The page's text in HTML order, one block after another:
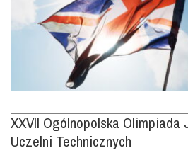
XXVII Ogólnopolska
Uczelni Technicznych